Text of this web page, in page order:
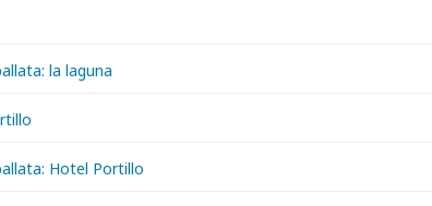
la laguna
Hotel Portillo